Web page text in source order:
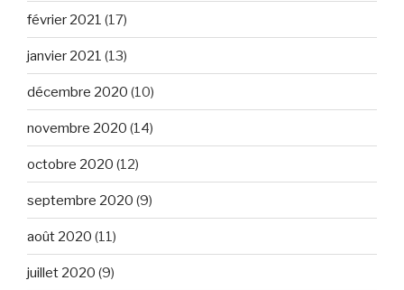
février 2021 (17)
janvier 2021 (13)
décembre 2020 (10)
novembre 2020 (14)
octobre 2020 (12)
septembre 2020 (9)
août 2020 (11)
juillet 2020 (9)